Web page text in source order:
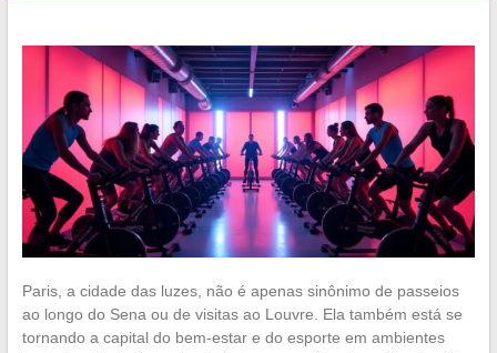
Paris, a cidade das luzes, não é apenas sinônimo de passeios
ao longo do Sena ou de visitas ao Louvre. Ela também está se
tornando a capital do bem-estar e do esporte em ambientes